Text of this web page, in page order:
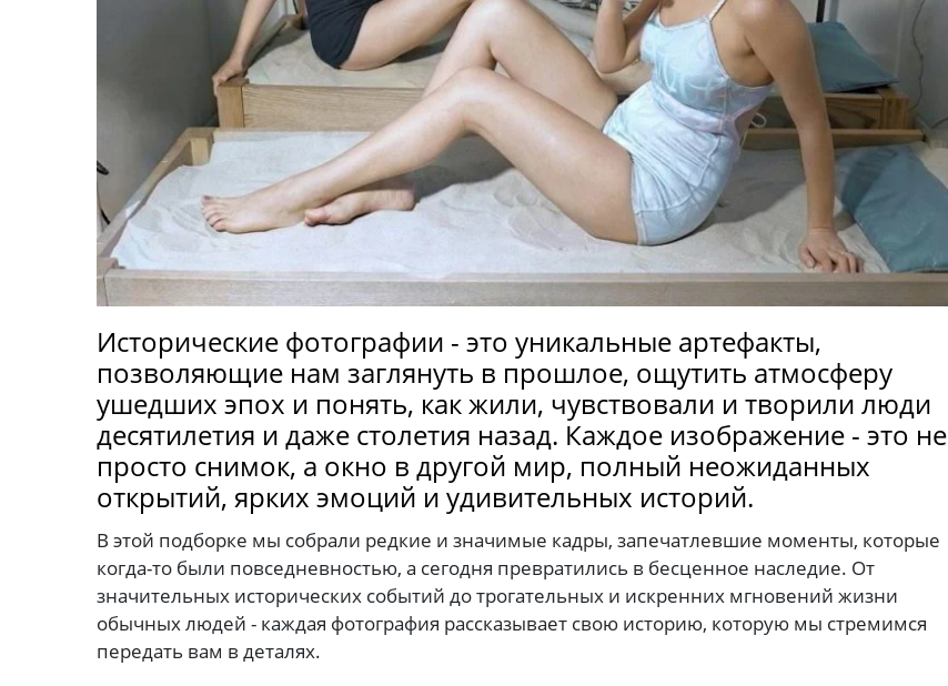
Исторические фотографии - это уникальные артефакты,
позволяющие нам заглянуть в прошлое, ощутить атмосферу
ушедших эпох и понять, как жили, чувствовали и творили люди
десятилетия и даже столетия назад. Каждое изображение - это не
просто снимок, а окно в другой мир, полный неожиданных
открытий, ярких эмоций и удивительных историй.
В этой подборке мы собрали редкие и значимые кадры, запечатлевшие моменты, которые
когда-то были повседневностью, а сегодня превратились в бесценное наследие. От
значительных исторических событий до трогательных и искренних мгновений жизни
обычных людей - каждая фотография рассказывает свою историю, которую мы стремимся
передать вам в деталях.